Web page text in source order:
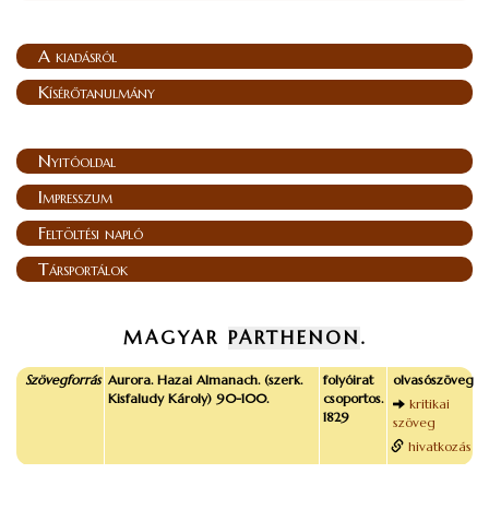
A kiadásról
Kísérőtanulmány
Nyitóoldal
Impresszum
Feltöltési napló
Társportálok
MAGYAR PARTHENON.
Szövegforrás Aurora. Hazai Almanach. (szerk.
Kisfaludy Károly) 90-100.
folyóirat
csoportos.
1829
olvasószöveg
kritikai
szöveg
hivatkozás